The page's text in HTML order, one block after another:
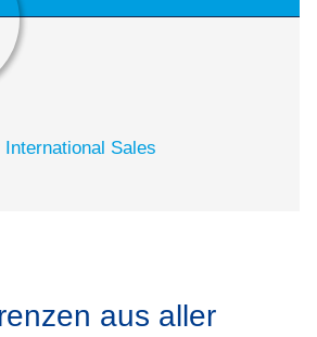
International Sales
aus aller